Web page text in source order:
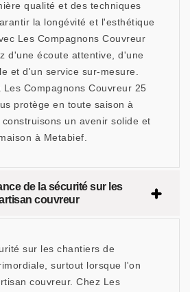
qualité et des techniques
la longévité et l'esthétique
Les Compagnons Couvreur
d'une écoute attentive, d'une
et d'un service sur-mesure.
Compagnons Couvreur 25
protège en toute saison à
un avenir solide et
à Metabief.
de la sécurité sur les
couvreur
sur les chantiers de
surtout lorsque l'on
couvreur. Chez Les